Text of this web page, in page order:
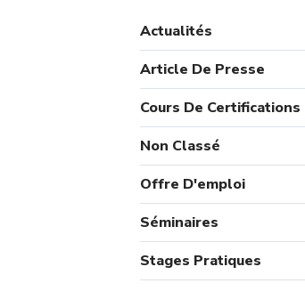
Actualités
Article De Presse
Cours De Certifications
Non Classé
Offre D'emploi
Séminaires
Stages Pratiques